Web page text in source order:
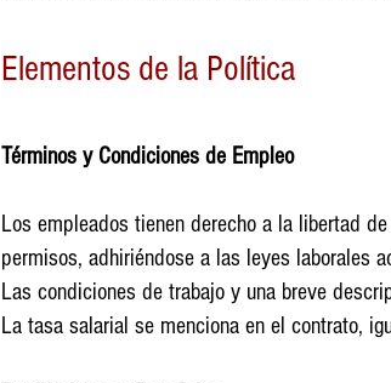
Elementos de la Política
Términos y Condiciones de Empleo
Los empleados tienen derecho a la libertad
permisos, adhiriéndose a las leyes laborales
Las condiciones de trabajo y una breve
La tasa salarial se menciona en el contrato,